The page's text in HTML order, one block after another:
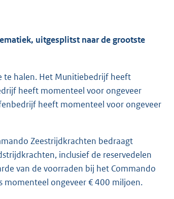
uitgesplitst naar de grootste
te halen. Het Munitiebedrijf heeft
heeft momenteel voor ongeveer
heeft momenteel voor ongeveer
Zeestrijdkrachten bedraagt
inclusief de reservedelen
van de voorraden bij het Commando
momenteel ongeveer € 400 miljoen.